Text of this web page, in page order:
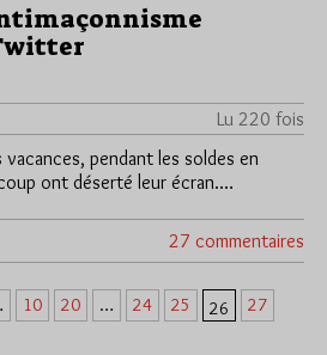
Lu 220 fois
vacances, pendant les soldes en
ont déserté leur écran.…
27 commentaires
10 20 … 24 25 26
27